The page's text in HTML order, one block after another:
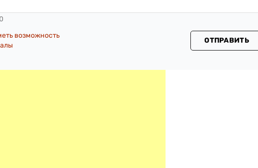
возможность
ОТПРАВИТЬ